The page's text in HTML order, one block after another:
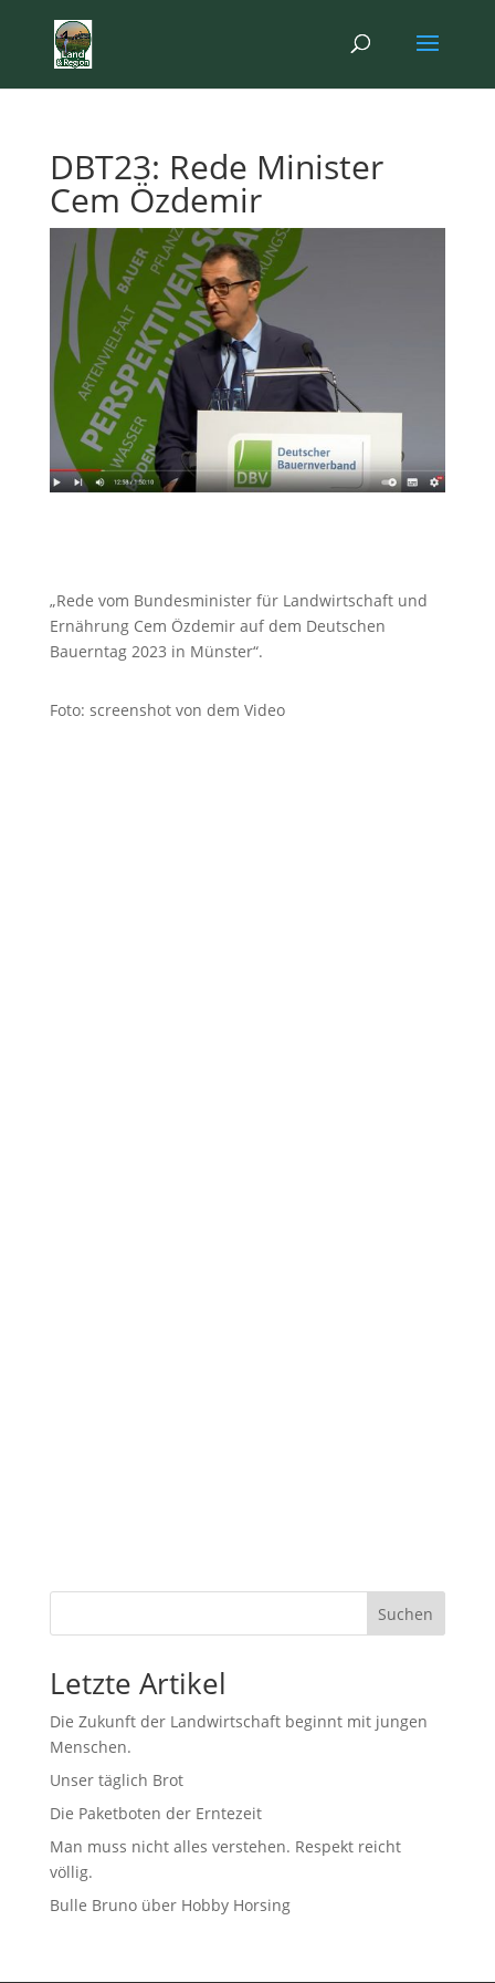
DBT23: Rede Minister
Cem Özdemir
„Rede vom Bundesminister für Landwirtschaft und
Ernährung Cem Özdemir auf dem Deutschen
Bauerntag 2023 in Münster“.
Foto: screenshot von dem Video
Suchen
Letzte Artikel
Die Zukunft der Landwirtschaft beginnt mit jungen
Menschen.
Unser täglich Brot
Die Paketboten der Erntezeit
Man muss nicht alles verstehen. Respekt reicht
völlig.
Bulle Bruno über Hobby Horsing